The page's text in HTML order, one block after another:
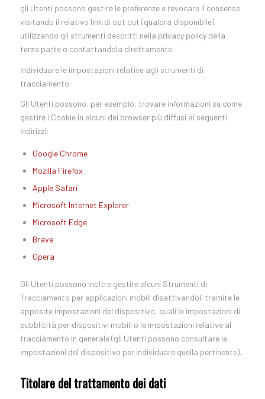
gli Utenti possono gestire le preferenze e revocare il consenso
visitando il relativo link di opt out (qualora disponibile),
utilizzando gli strumenti descritti nella privacy policy della
terza parte o contattandola direttamente.
Individuare le impostazioni relative agli strumenti di
tracciamento
Gli Utenti possono, per esempio, trovare informazioni su come
gestire i Cookie in alcuni dei browser più diffusi ai seguenti
indirizzi:
Google Chrome
Mozilla Firefox
Apple Safari
Microsoft Internet Explorer
Microsoft Edge
Brave
Opera
Gli Utenti possono inoltre gestire alcuni Strumenti di
Tracciamento per applicazioni mobili disattivandoli tramite le
apposite impostazioni del dispositivo, quali le impostazioni di
pubblicità per dispositivi mobili o le impostazioni relative al
tracciamento in generale (gli Utenti possono consultare le
impostazioni del dispositivo per individuare quella pertinente).
Titolare del trattamento dei dati